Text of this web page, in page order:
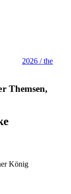
2026 / the
Themsen,
König